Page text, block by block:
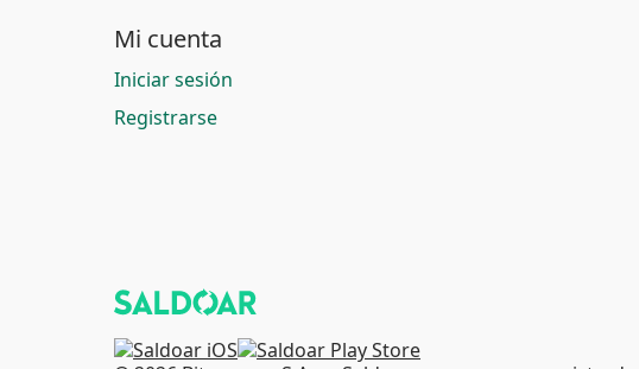
Mi cuenta
Iniciar sesión
Registrarse